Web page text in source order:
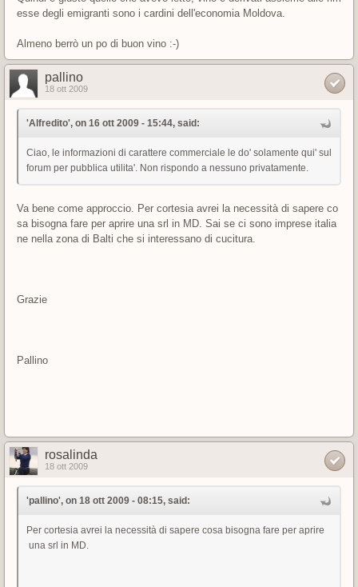
esse degli emigranti sono i cardini dell'economia Moldova.
Almeno berrò un po di buon vino :-)
pallino
18 ott 2009
'Alfredito', on 16 ott 2009 - 15:44, said:
Ciao, le informazioni di carattere commerciale le do' solamente qui' sul
forum per pubblica utilita'. Non rispondo a nessuno privatamente.
Va bene come approccio. Per cortesia avrei la necessità di sapere co
sa bisogna fare per aprire una srl in MD. Sai se ci sono imprese italia
ne nella zona di Balti che si interessano di cucitura.
Grazie
Pallino
rosalinda
18 ott 2009
'pallino', on 18 ott 2009 - 08:15, said:
Per cortesia avrei la necessità di sapere cosa bisogna fare per aprire
una srl in MD.